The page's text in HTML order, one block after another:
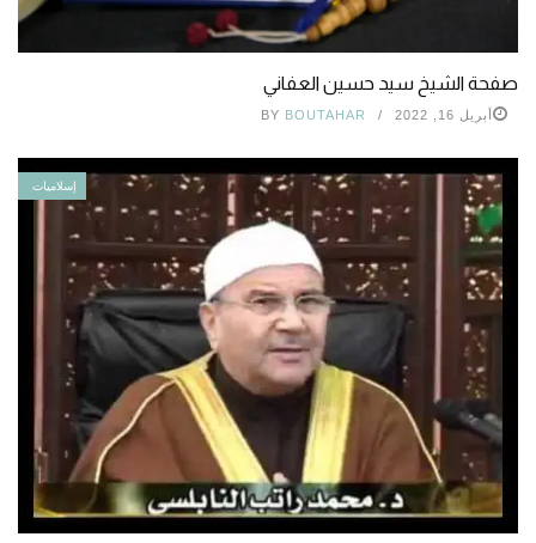
صفحة الشيخ سيد حسين العفاني
أبريل 16, 2022 BY BOUTAHAR
إسلاميات